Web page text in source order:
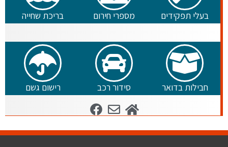
בעלי תפקידים מספרי חירום בריכת שחייה
חבילות בדואר סידור רכב רישום גשם